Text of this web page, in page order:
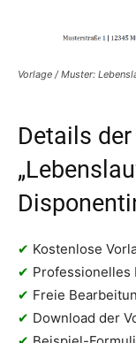
Vorlage / Muster:
Details
✔ Kostenlose
✔ Professionelles
✔ Freie
✔ Download der